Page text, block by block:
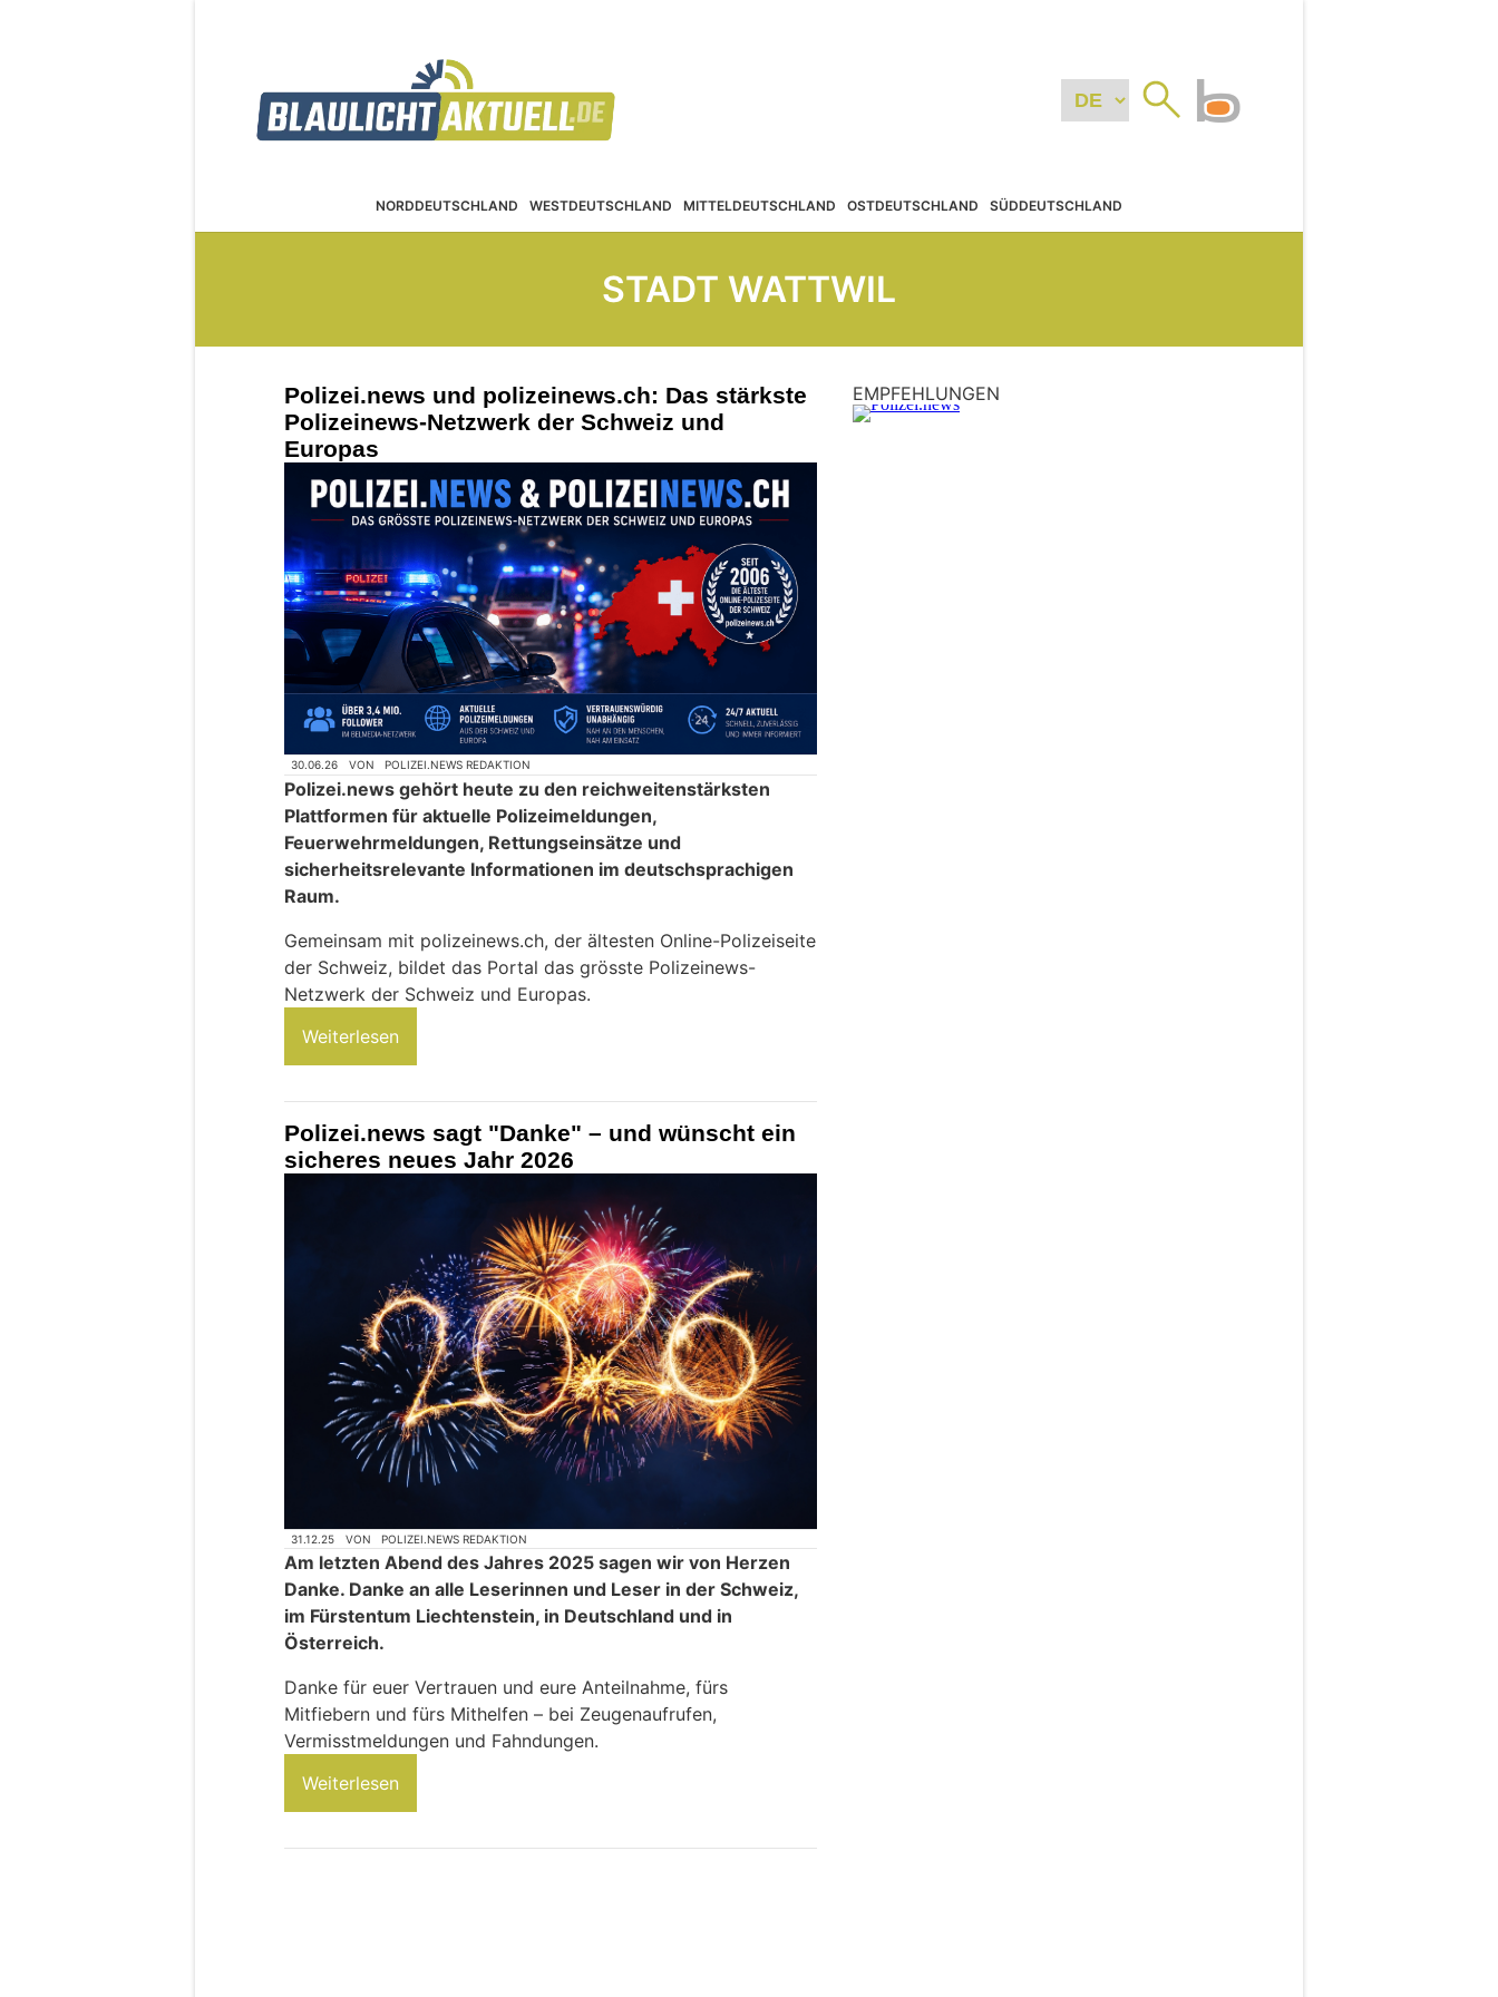
NORDDEUTSCHLAND WESTDEUTSCHLAND MITTELDEUTSCHLAND OSTDEUTSCHLAND SÜDDEUTSCHLAND
STADT WATTWIL
Polizei.news und polizeinews.ch: Das stärkste
Polizeinews-Netzwerk der Schweiz und
Europas
30.06.26 VON POLIZEI.NEWS REDAKTION
Polizei.news gehört heute zu den reichweitenstärksten
Plattformen für aktuelle Polizeimeldungen,
Feuerwehrmeldungen, Rettungseinsätze und
sicherheitsrelevante Informationen im deutschsprachigen
Raum.
Gemeinsam mit polizeinews.ch, der ältesten Online-Polizeiseite
der Schweiz, bildet das Portal das grösste Polizeinews-
Netzwerk der Schweiz und Europas.
Weiterlesen
Polizei.news sagt "Danke" – und wünscht ein
sicheres neues Jahr 2026
31.12.25 VON POLIZEI.NEWS REDAKTION
Am letzten Abend des Jahres 2025 sagen wir von Herzen
Danke. Danke an alle Leserinnen und Leser in der Schweiz,
im Fürstentum Liechtenstein, in Deutschland und in
Österreich.
Danke für euer Vertrauen und eure Anteilnahme, fürs
Mitfiebern und fürs Mithelfen – bei Zeugenaufrufen,
Vermisstmeldungen und Fahndungen.
Weiterlesen
EMPFEHLUNGEN